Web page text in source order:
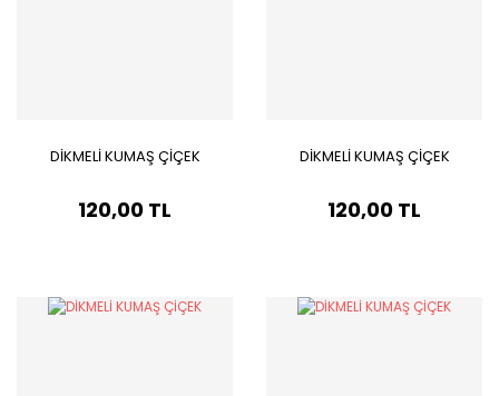
DİKMELİ KUMAŞ ÇİÇEK
120,00 TL
DİKMELİ KUMAŞ ÇİÇEK
120,00 TL